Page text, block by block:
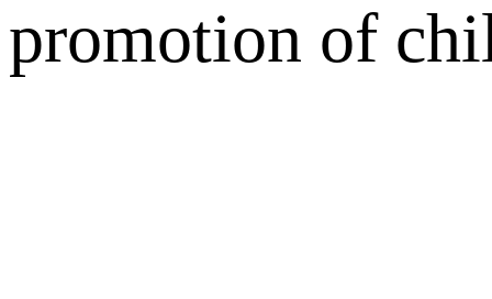
promotion of